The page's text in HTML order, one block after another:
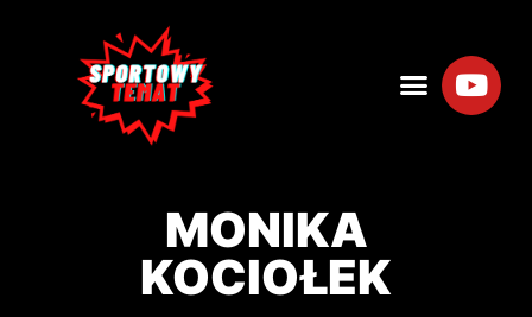
MONIKA
KOCIOŁEK